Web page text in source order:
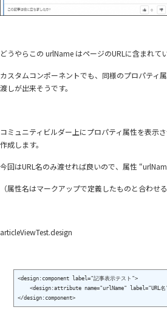
どうやらこの urlName はページのURLに含まれて
カスタムコンポーネントでも、同様のプロパティ
渡しが出来そうです。
コミュニティビルダー上にプロパティ属性を表示
作成します。
今回はURL名のみ渡せれば良いので、属性
（属性名はマークアップで定義したものと合わせ
articleViewTest.design
<design:component label="記事表示テスト">
<design:attribute name="urlName" label="URL名